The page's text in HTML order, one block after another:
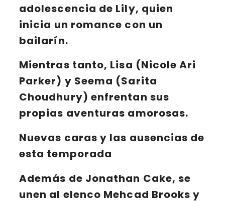
adolescencia de Lily, quien
inicia un romance con un
bailarín.
Mientras tanto, Lisa (Nicole Ari
Parker) y Seema (Sarita
Choudhury) enfrentan sus
propias aventuras amorosas.
Nuevas caras y las ausencias de
esta temporada
Además de Jonathan Cake, se
unen al elenco Mehcad Brooks y